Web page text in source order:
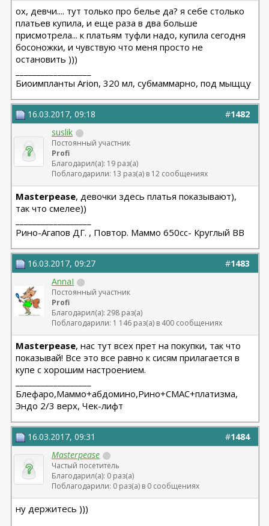
ох, девчи.... тут только про белье да? я себе столько
платьев купила, и еще раза в два больше
присмотрела... к платьям туфли надо, купила сегодня
босоножки, и чувствую что меня просто не
остановить )))
Биоимпланты Arion, 320 мл, субмаммарно, под мыщцу
#1482
16.03.2017, 09:18
suslik
Постоянный участник
Profi
Благодарил(а): 19 раз(а)
Поблагодарили: 13 раз(а) в 12 сообщениях
Masterpease, девочки здесь платья показывают),
так что смелее))
Рино-Агапов ДГ. , Повтор. Маммо 650сс- Круглый ВВ
#1483
16.03.2017, 09:27
AnnaI
Постоянный участник
Profi
Благодарил(а): 298 раз(а)
Поблагодарили: 1 146 раз(а) в 400 сообщениях
Masterpease, нас тут всех прет на покупки, так что
показывай! Все это все равно к сисям прилагается в
купе с хорошим настроением.
Блефаро,Маммо+абдомино,Рино+СМАС+платизма,
Эндо 2/3 верх, Чек-лифт
#1484
16.03.2017, 09:31
Masterpease
Частый посетитель
Благодарил(а): 0 раз(а)
Поблагодарили: 0 раз(а) в 0 сообщениях
ну держитесь )))